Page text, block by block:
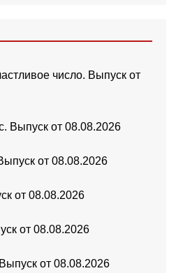
число. Выпуск от
Выпуск от 08.08.2026
от 08.08.2026
от 08.08.2026
от 08.08.2026
от 08.08.2026